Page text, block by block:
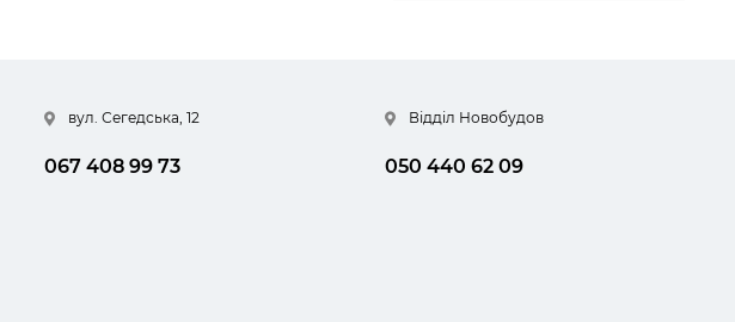
вул. Сегедська, 12
067 408 99 73
Відділ Новобудов
050 440 62 09